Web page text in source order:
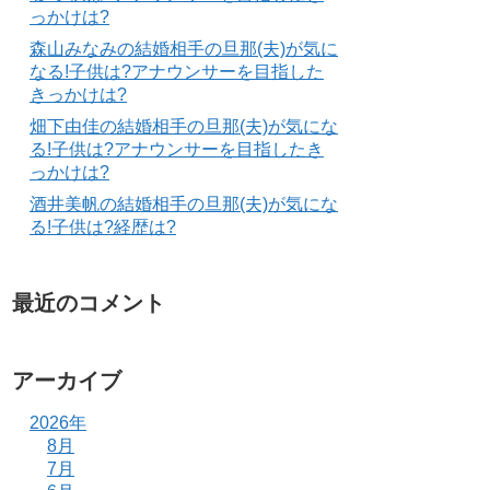
っかけは?
森山みなみの結婚相手の旦那(夫)が気に
なる!子供は?アナウンサーを目指した
きっかけは?
畑下由佳の結婚相手の旦那(夫)が気にな
る!子供は?アナウンサーを目指したき
っかけは?
酒井美帆の結婚相手の旦那(夫)が気にな
る!子供は?経歴は?
最近のコメント
アーカイブ
2026年
8月
7月